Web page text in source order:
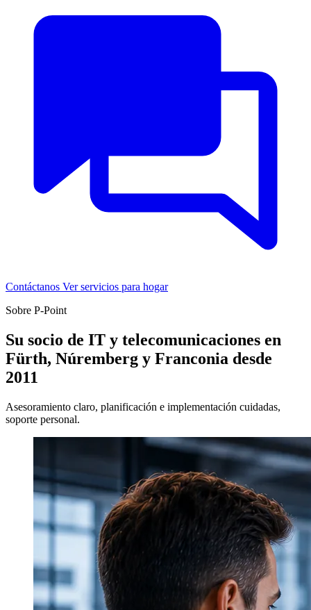
Contáctanos Ver servicios para hogar
Sobre P-Point
Su socio de IT y telecomunicaciones en
Fürth, Núremberg y Franconia desde
2011
Asesoramiento claro, planificación e implementación cuidadas,
soporte personal.